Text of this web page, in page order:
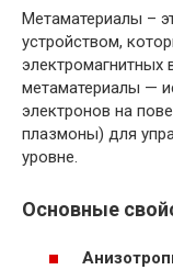
Метаматериалы –
устройством,
метаматериалы —
электронов на
плазмоны) для
уровне.
Основные